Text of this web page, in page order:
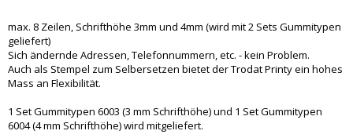
max. 8 Zeilen, Schrifthöhe 3mm und 4mm (wird mit 2 Sets Gummitypen
geliefert)
Sich ändernde Adressen, Telefonnummern, etc. - kein Problem.
Auch als Stempel zum Selbersetzen bietet der Trodat Printy ein hohes
Mass an Flexibilität.
1 Set Gummitypen 6003 (3 mm Schrifthöhe) und 1 Set Gummitypen
6004 (4 mm Schrifthöhe) wird mitgeliefert.